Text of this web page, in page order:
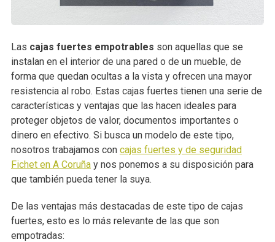
Las cajas fuertes empotrables son aquellas que se
instalan en el interior de una pared o de un mueble, de
forma que quedan ocultas a la vista y ofrecen una mayor
resistencia al robo. Estas cajas fuertes tienen una serie de
características y ventajas que las hacen ideales para
proteger objetos de valor, documentos importantes o
dinero en efectivo. Si busca un modelo de este tipo,
nosotros trabajamos con cajas fuertes y de seguridad
Fichet en A Coruñay nos ponemos a su disposición para
que también pueda tener la suya.
De las ventajas más destacadas de este tipo de cajas
fuertes, esto es lo más relevante de las que son
empotradas: